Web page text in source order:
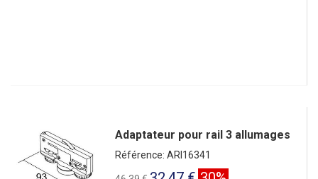
Adaptateur pour rail 3 allumages
Référence: ARI16341